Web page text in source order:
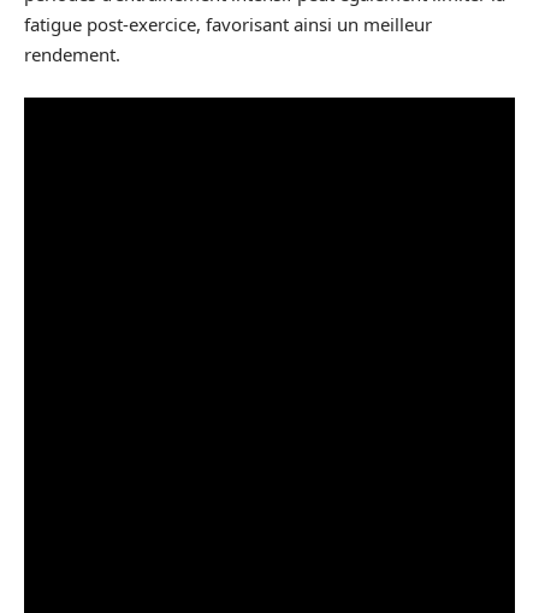
fatigue post-exercice, favorisant ainsi un meilleur
rendement.